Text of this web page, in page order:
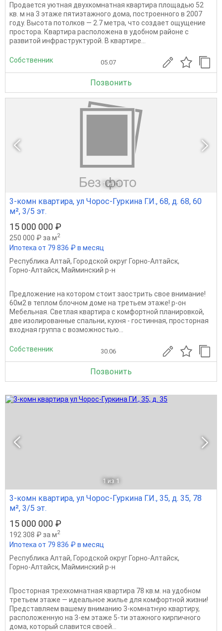
Продается уютная двухкомнатная квартира площадью 52
кв. м на 3 этаже пятиэтажного дома, построенного в 2007
году. Высота потолков — 2.7 метра, что создает ощущение
простора. Квартира расположена в удобном районе с
развитой инфраструктурой. В квартире...
Собственник 05.07
Позвонить
1 из 1
3-комн квартира, ул Чорос-Гуркина Г.И., 68, д. 68, 60
м², 3/5 эт.
15 000 000 ₽
250 000 ₽ за м2
Ипотека от 79 836 ₽ в месяц
Республика Алтай, Городской округ Горно-Алтайск,
Горно-Алтайск, Майминский р-н
Предложение на котором стоит заострить свое внимание!
60м2 в теплом блочном доме на третьем этаже! р-он
Мебельная. Светлая квартира с комфортной планировкой,
две изолированные спальни, кухня - гостинная, просторная
входная группа с возможностью...
Собственник 30.06
Позвонить
1 из 1
3-комн квартира, ул Чорос-Гуркина Г.И., 35, д. 35, 78
м², 3/5 эт.
15 000 000 ₽
192 308 ₽ за м2
Ипотека от 79 836 ₽ в месяц
Республика Алтай, Городской округ Горно-Алтайск,
Горно-Алтайск, Майминский р-н
Просторная трехкомнатная квартира 78 кв.м. на удобном
третьем этаже — идеальное жилье для комфортной жизни!
Представляем вашему вниманию 3-комнатную квартиру,
расположенную на 3-ем этаже 5-ти этажного кирпичного
дома, который славится своей...